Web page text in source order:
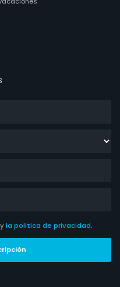
yla politica de privacidad.